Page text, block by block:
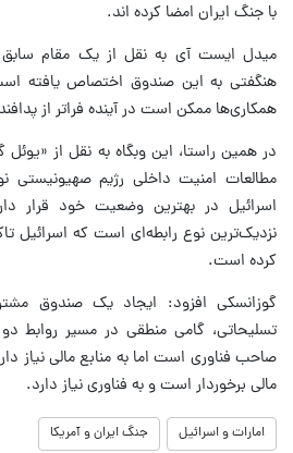
با جنگ ایران امضا کرده اند.
میدل ایست آی به نقل از یک مقام سابق
هنگفتی به این صندوق اختصاص یافته
همکاری‌ها ممکن است در آینده فراتر از
در همین راستا، این وبگاه به نقل از
مطالعات امنیت داخلی رژیم صهیونیستی
اسرائیل در بهترین وضعیت خود قرار
نزدیک‌ترین نوع رابطه‌ای است که اسرائیل
کرده است.
گوزانسکی افزود: ایجاد یک صندوق
تسلیحاتی، گامی منطقی در مسیر روابط
صاحب فناوری است اما به منابع مالی نیاز
مالی برخوردار است و به فناوری نیاز دارد.
امارات و اسرائیل جنگ ایران و آمریکا